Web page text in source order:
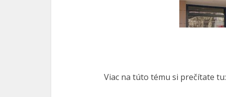
Viac na túto tému si prečítate tu: